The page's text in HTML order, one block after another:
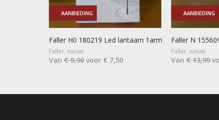
AANBIEDING
Faller H0 180219 Led lantaarn 1arm
Faller, nieuw
Van € 9,90 voor € 7,50
AANBIEDING
Faller N
Faller, nieuw
Van € 13,99